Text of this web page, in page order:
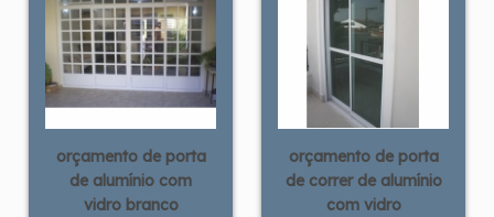
orçamento de porta
de alumínio com
vidro branco
orçamento de porta
de correr de alumínio
com vidro